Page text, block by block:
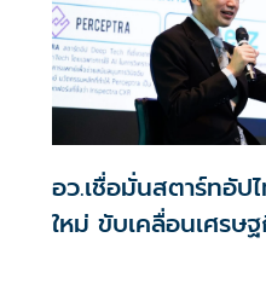
อว.เชื่อมั่นสตาร์ทอั
ใหม่ ขับเคลื่อนเศรษ